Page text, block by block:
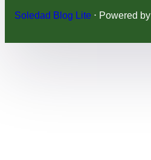
Soledad Blog Lite ⋅ Powered by